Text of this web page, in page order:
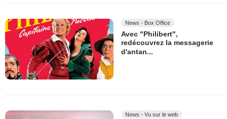
News - Box Office
Avec "Philibert",
redécouvrez la messagerie
d'antan...
News - Vu sur le web